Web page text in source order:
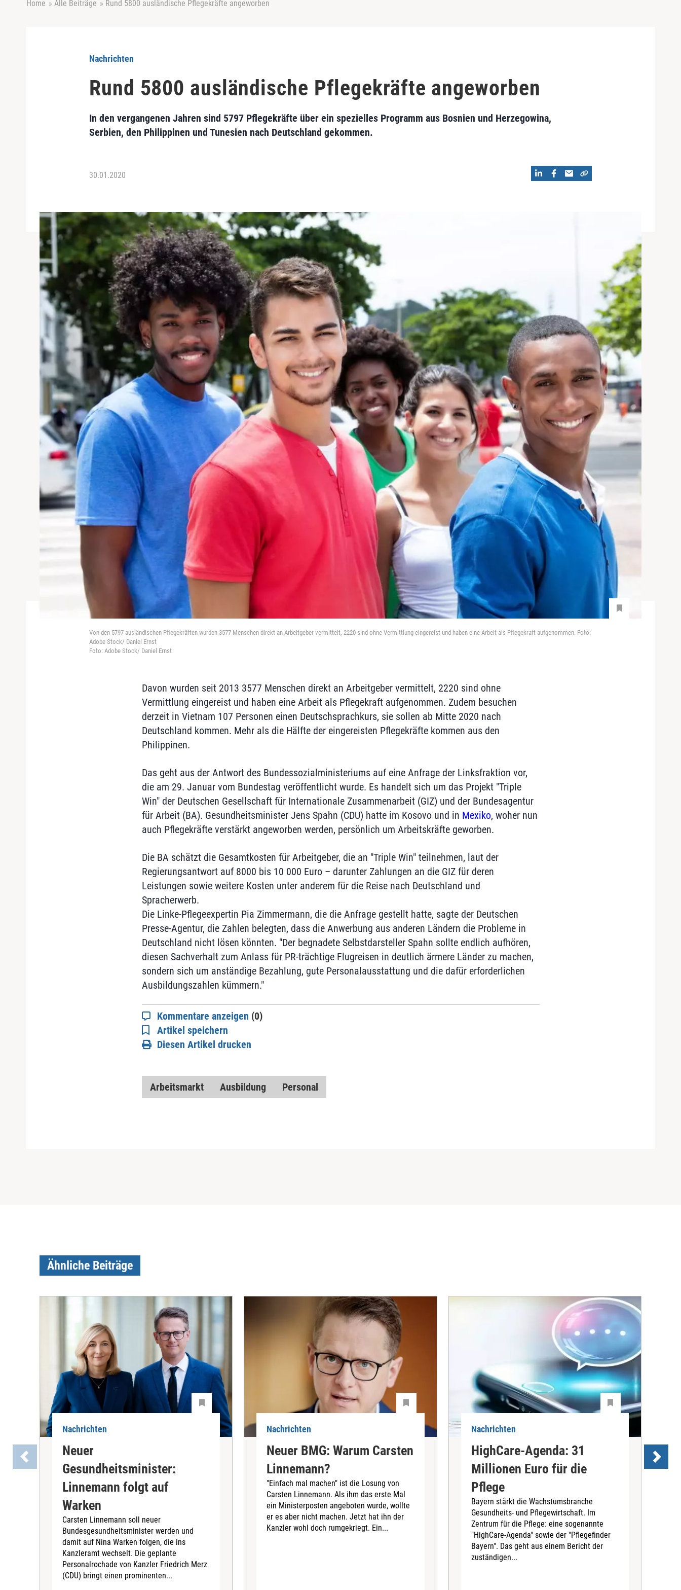
Home » Alle Beiträge » Rund 5800 ausländische Pflegekräfte angeworben
Nachrichten
Rund 5800 ausländische Pflegekräfte angeworben
In den vergangenen Jahren sind 5797 Pflegekräfte über ein spezielles Programm aus Bosnien und Herzegowina,
Serbien, den Philippinen und Tunesien nach Deutschland gekommen.
30.01.2020
Von den 5797 ausländischen Pflegekräften wurden 3577 Menschen direkt an Arbeitgeber vermittelt, 2220 sind ohne Vermittlung eingereist und haben eine Arbeit als Pflegekraft aufgenommen. Foto:
Adobe Stock/ Daniel Ernst
Foto: Adobe Stock/ Daniel Ernst
Davon wurden seit 2013 3577 Menschen direkt an Arbeitgeber vermittelt, 2220 sind ohne
Vermittlung eingereist und haben eine Arbeit als Pflegekraft aufgenommen. Zudem besuchen
derzeit in Vietnam 107 Personen einen Deutschsprachkurs, sie sollen ab Mitte 2020 nach
Deutschland kommen. Mehr als die Hälfte der eingereisten Pflegekräfte kommen aus den
Philippinen.
Das geht aus der Antwort des Bundessozialministeriums auf eine Anfrage der Linksfraktion vor,
die am 29. Januar vom Bundestag veröffentlicht wurde. Es handelt sich um das Projekt "Triple
Win" der Deutschen Gesellschaft für Internationale Zusammenarbeit (GIZ) und der Bundesagentur
für Arbeit (BA). Gesundheitsminister Jens Spahn (CDU) hatte im Kosovo und in Mexiko, woher nun
auch Pflegekräfte verstärkt angeworben werden, persönlich um Arbeitskräfte geworben.
Die BA schätzt die Gesamtkosten für Arbeitgeber, die an "Triple Win" teilnehmen, laut der
Regierungsantwort auf 8000 bis 10 000 Euro – darunter Zahlungen an die GIZ für deren
Leistungen sowie weitere Kosten unter anderem für die Reise nach Deutschland und
Spracherwerb.
Die Linke-Pflegeexpertin Pia Zimmermann, die die Anfrage gestellt hatte, sagte der Deutschen
Presse-Agentur, die Zahlen belegten, dass die Anwerbung aus anderen Ländern die Probleme in
Deutschland nicht lösen könnten. "Der begnadete Selbstdarsteller Spahn sollte endlich aufhören,
diesen Sachverhalt zum Anlass für PR-trächtige Flugreisen in deutlich ärmere Länder zu machen,
sondern sich um anständige Bezahlung, gute Personalausstattung und die dafür erforderlichen
Ausbildungszahlen kümmern."
Kommentare anzeigen (0)
Artikel speichern
Diesen Artikel drucken
Arbeitsmarkt Ausbildung Personal
Ähnliche Beiträge
Nachrichten
Neuer
Gesundheitsminister:
Linnemann folgt auf
Warken
Carsten Linnemann soll neuer
Bundesgesundheitsminister werden und
damit auf Nina Warken folgen, die ins
Kanzleramt wechselt. Die geplante
Personalrochade von Kanzler Friedrich Merz
(CDU) bringt einen prominenten...
Nachrichten
Neuer BMG: Warum Carsten
Linnemann?
"Einfach mal machen" ist die Losung von
Carsten Linnemann. Als ihm das erste Mal
ein Ministerposten angeboten wurde, wollte
er es aber nicht machen. Jetzt hat ihn der
Kanzler wohl doch rumgekriegt. Ein...
Nachrichten
HighCare-Agenda: 31
Millionen Euro für die
Pflege
Bayern stärkt die Wachstumsbranche
Gesundheits- und Pflegewirtschaft. Im
Zentrum für die Pflege: eine sogenannte
"HighCare-Agenda" sowie der "Pflegefinder
Bayern". Das geht aus einem Bericht der
zuständigen...